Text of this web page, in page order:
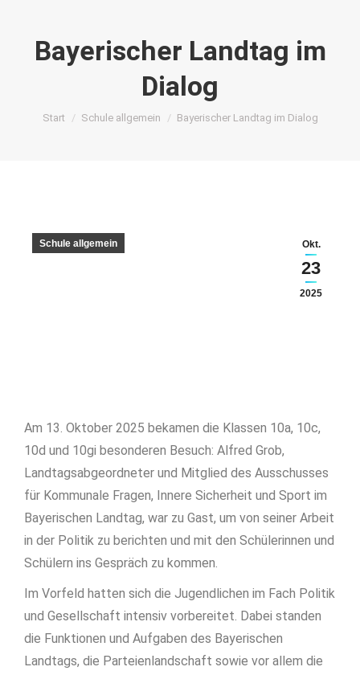
Bayerischer Landtag im
Dialog
Sie befinden sich hier:
Start Schule allgemein Bayerischer Landtag im Dialog
Okt.
23
2025
Schule allgemein
Am 13. Oktober 2025 bekamen die Klassen 10a, 10c,
10d und 10gi besonderen Besuch: Alfred Grob,
Landtagsabgeordneter und Mitglied des Ausschusses
für Kommunale Fragen, Innere Sicherheit und Sport im
Bayerischen Landtag, war zu Gast, um von seiner Arbeit
in der Politik zu berichten und mit den Schülerinnen und
Schülern ins Gespräch zu kommen.
Im Vorfeld hatten sich die Jugendlichen im Fach Politik
und Gesellschaft intensiv vorbereitet. Dabei standen
die Funktionen und Aufgaben des Bayerischen
Landtags, die Parteienlandschaft sowie vor allem die